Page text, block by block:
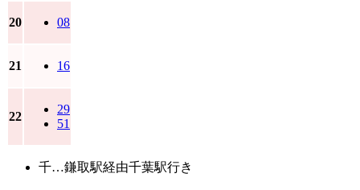
20 08
21 16
22
29
51
千…鎌取駅経由千葉駅行き